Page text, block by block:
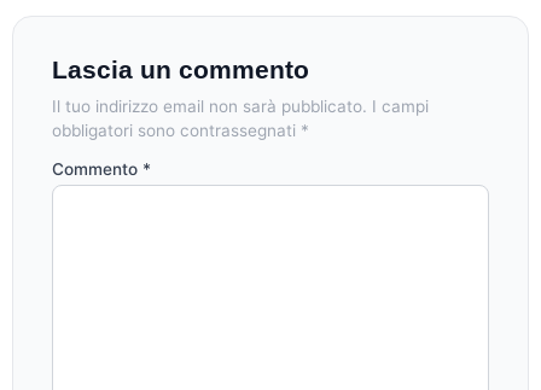
Lascia un commento
Il tuo indirizzo email non sarà pubblicato. I campi
obbligatori sono contrassegnati *
Commento *